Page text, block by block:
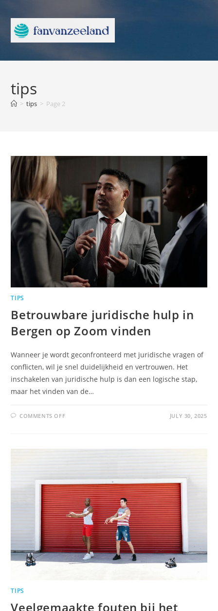
tips
> tips > Page 2
TIPS
Betrouwbare juridische hulp in
Bergen op Zoom vinden
Wanneer je wordt geconfronteerd met juridische vragen of
conflicten, wil je snel duidelijkheid en vertrouwen. Het
inschakelen van juridische hulp is dan een logische stap,
maar het vinden van de…
COMMENTS OFF JULY 30, 2025
TIPS
Veelgemaakte fouten bij het